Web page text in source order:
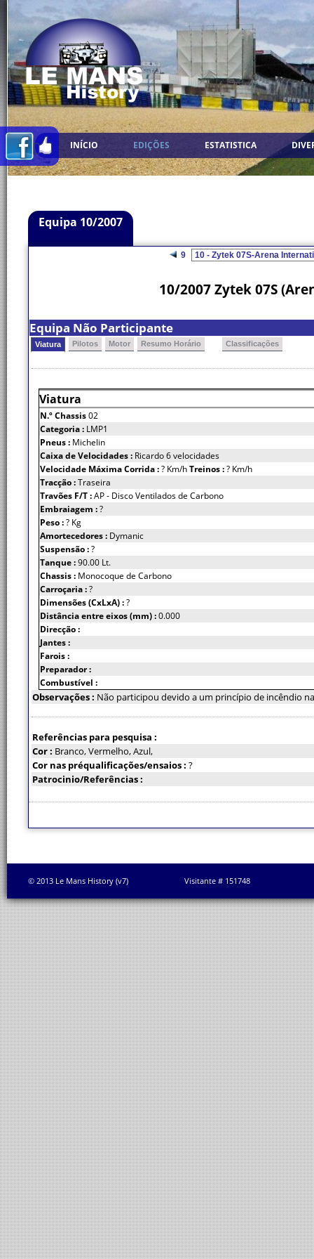
INÍCIO EDIÇÕES ESTATISTICA
Equipa 10/2007
9
10/2007 Zytek 07S
Equipa Não Participante
Viatura Pilotos Motor Resumo Horário Classificações
Viatura
N.º Chassis02
Categoria : LMP1
Pneus : Michelin
Caixa de Velocidades : Ricardo 6 velocidades
Velocidade Máxima Corrida :? Km/hTreinos :? Km/h
Tracção :Traseira
Travões F/T :AP - Disco Ventilados de Carbono
Embraiagem :?
Peso :? Kg
Amortecedores : Dymanic
Suspensão :?
Tanque :90.00 Lt.
Chassis : Monocoque de Carbono
Carroçaria :?
Dimensões (CxLxA) :?
Distância entre eixos (mm) :0.000
Direcção :
Jantes :
Farois :
Preparador :
Combustível :
Observações : Não participou devido a um princípio de incêndio
Referências para pesquisa :
Cor : Branco, Vermelho, Azul,
Cor nas préqualificações/ensaios : ?
Patrocinio/Referências :
© 2013 Le Mans History (v7) Visitante # 151748